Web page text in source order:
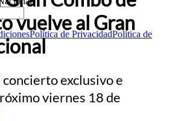
Política de PrivacidadPolítica de
vuelve al Gran
exclusivo e
viernes 18 de